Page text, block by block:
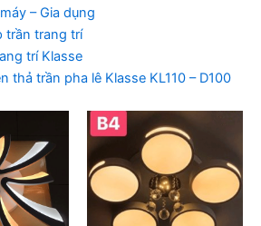
– Gia dụng
trần trang trí
trí Klasse
thả trần pha lê Klasse KL110 – D100